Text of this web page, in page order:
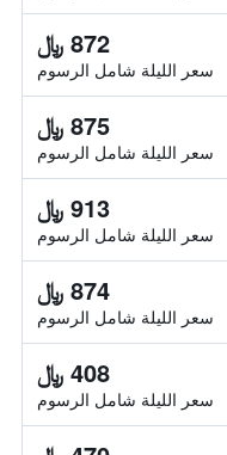
872 ﷼
سعر الليلة شامل الرسوم
875 ﷼
سعر الليلة شامل الرسوم
913 ﷼
سعر الليلة شامل الرسوم
874 ﷼
سعر الليلة شامل الرسوم
408 ﷼
سعر الليلة شامل الرسوم